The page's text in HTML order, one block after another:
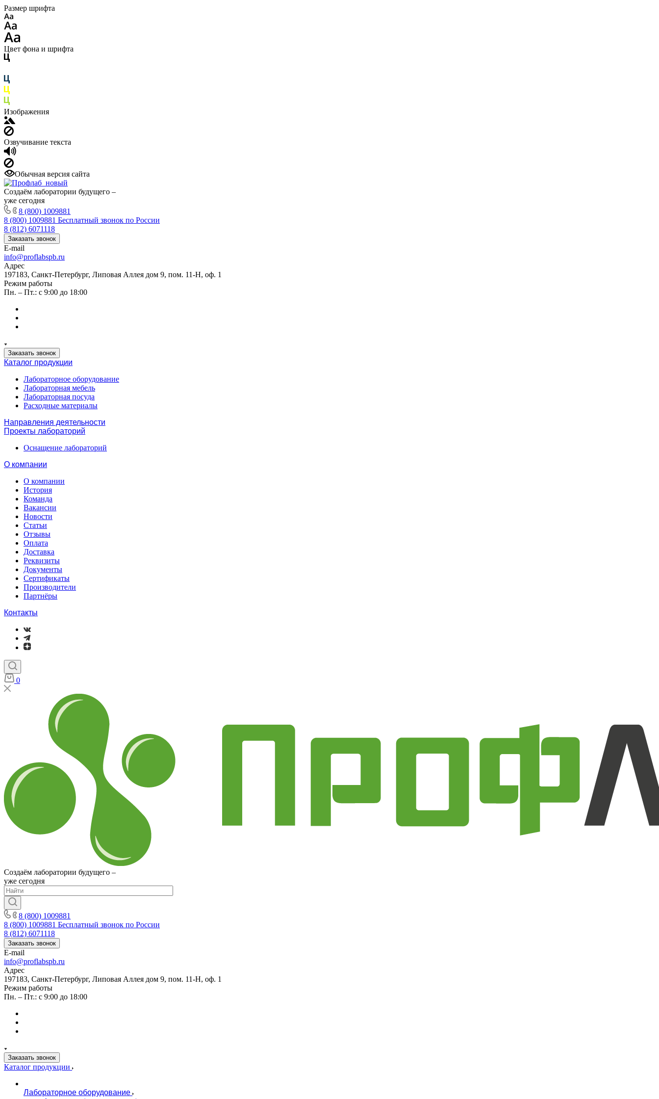
Размер шрифта
Цвет фона и шрифта
Изображения
Озвучивание текста
Обычная версия сайта
Создаём лаборатории будущего –
уже сегодня
8 (800) 1009881
8 (800) 1009881 Бесплатный звонок по России
8 (812) 6071118
Заказать звонок
E-mail
info@proflabspb.ru
Адрес
197183, Санкт-Петербург, Липовая Аллея дом 9, пом. 11-Н, оф. 1
Режим работы
Пн. – Пт.: с 9:00 до 18:00
Заказать звонок
Каталог продукции
Лабораторное оборудование
Лабораторная мебель
Лабораторная посуда
Расходные материалы
Направления деятельности
Проекты лабораторий
Оснащение лабораторий
О компании
О компании
История
Команда
Вакансии
Новости
Статьи
Отзывы
Оплата
Доставка
Реквизиты
Документы
Сертификаты
Производители
Партнёры
Контакты
0
Создаём лаборатории будущего –
уже сегодня
8 (800) 1009881
8 (800) 1009881 Бесплатный звонок по России
8 (812) 6071118
Заказать звонок
E-mail
info@proflabspb.ru
Адрес
197183, Санкт-Петербург, Липовая Аллея дом 9, пом. 11-Н, оф. 1
Режим работы
Пн. – Пт.: с 9:00 до 18:00
Заказать звонок
Каталог продукции
Лабораторное оборудование